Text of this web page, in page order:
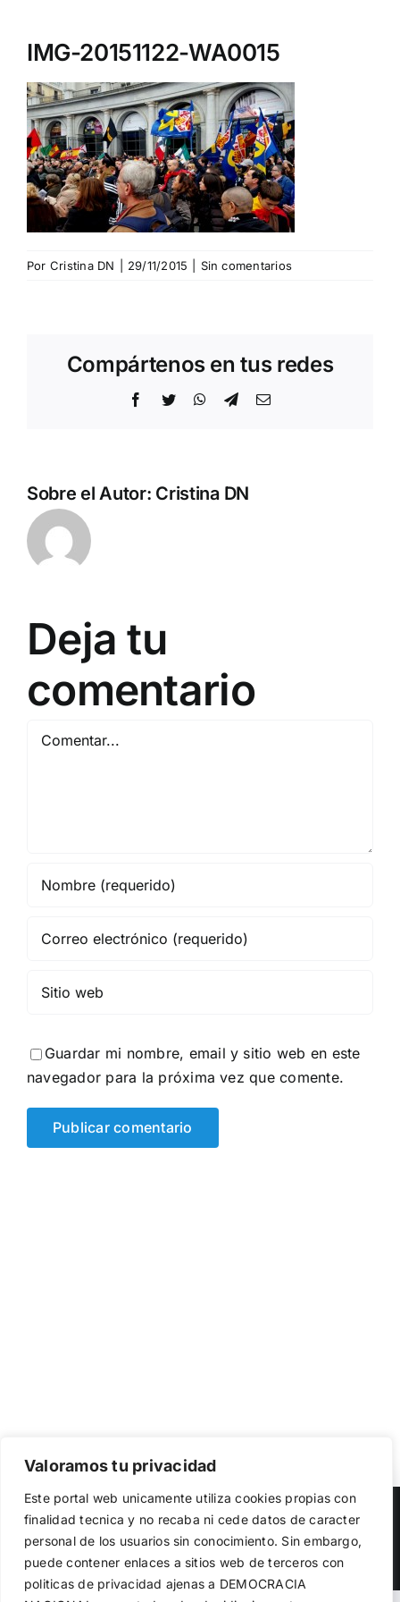
Valoramos tu privacidad
Este portal web unicamente utiliza cookies propias con
finalidad tecnica y no recaba ni cede datos de caracter
personal de los usuarios sin conocimiento. Sin embargo,
puede contener enlaces a sitios web de terceros con
politicas de privacidad ajenas a DEMOCRACIA
IMG-20151122-WA0015
Por Cristina DN 29/11/2015 Sin comentarios
Compártenos en tus redes
Facebook
Twitter WhatsApp
TelegramCorreo
Sobre el Autor: Cristina DN
Deja tu
comentario
Guardar mi nombre, email y sitio web en este
navegador para la próxima vez que comente.
Copyright 2023 | Democracia Nacional | All Rights Reserved
Facebook
TwitterInstagram
el funcionamiento de la web, medir su uso y mejorar
nuestros servicios. Puede aceptar todas las cookies,
rechazar las no necesarias o configurar sus preferencias.
Política de cookies